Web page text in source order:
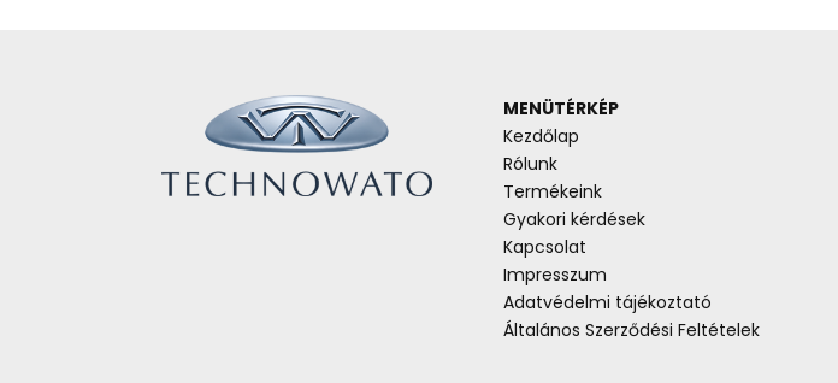
MENÜTÉRKÉP
Kezdőlap
Rólunk
Termékeink
Gyakori kérdések
Kapcsolat
Impresszum
Adatvédelmi tájékoztató
Általános Szerződési Feltételek